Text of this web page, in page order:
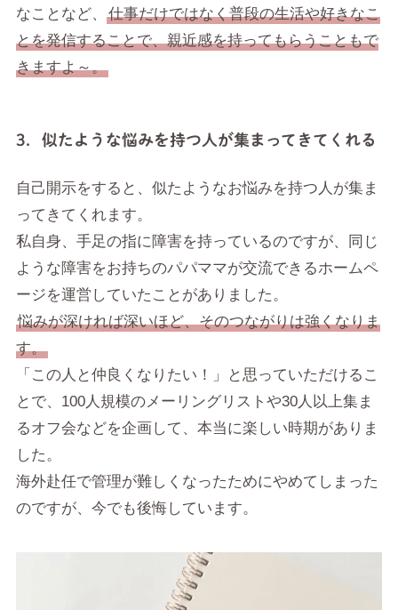
なことなど、
仕事だけではなく普段の生活や好きなこ
とを発信することで、親近感を持ってもらうこともで
きますよ～。
3．似たような悩みを持つ人が集まってきてくれる
自己開示をすると、似たようなお悩みを持つ人が集ま
ってきてくれます。
私自身、手足の指に障害を持っているのですが、同じ
ような障害をお持ちのパパママが交流できるホームペ
ージを運営していたことがありました。
悩みが深ければ深いほど、そのつながりは強くなりま
す。
「この人と仲良くなりたい！」と思っていただけるこ
とで、100人規模のメーリングリストや30人以上集ま
るオフ会などを企画して、本当に楽しい時期がありま
した。
海外赴任で管理が難しくなったためにやめてしまった
のですが、今でも後悔しています。